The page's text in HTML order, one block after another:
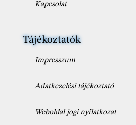
Kapcsolat
Tájékoztatók
Impresszum
Adatkezelési tájékoztató
Weboldal jogi nyilatkozat